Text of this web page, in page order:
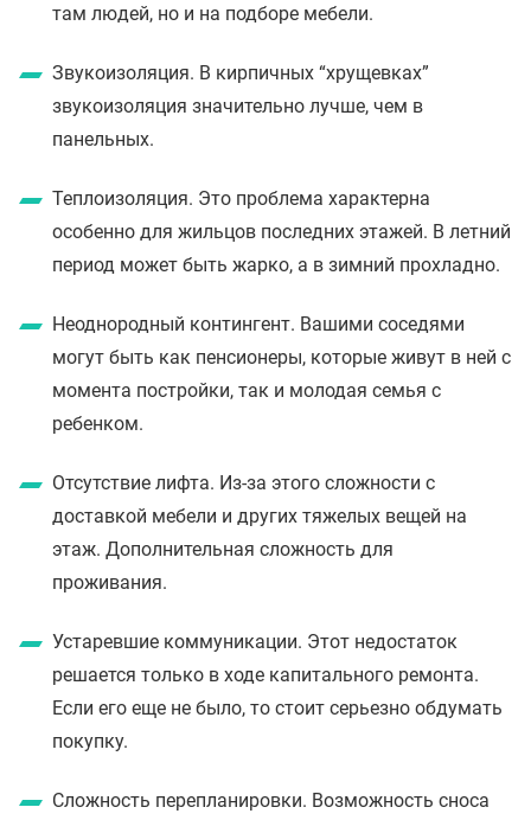
там людей, но и на подборе мебели.
Звукоизоляция. В кирпичных “хрущевках”
звукоизоляция значительно лучше, чем в
панельных.
Теплоизоляция. Это проблема характерна
особенно для жильцов последних этажей. В летний
период может быть жарко, а в зимний прохладно.
Неоднородный контингент. Вашими соседями
могут быть как пенсионеры, которые живут в ней с
момента постройки, так и молодая семья с
ребенком.
Отсутствие лифта. Из-за этого сложности с
доставкой мебели и других тяжелых вещей на
этаж. Дополнительная сложность для
проживания.
Устаревшие коммуникации. Этот недостаток
решается только в ходе капитального ремонта.
Если его еще не было, то стоит серьезно обдумать
покупку.
Сложность перепланировки. Возможность сноса